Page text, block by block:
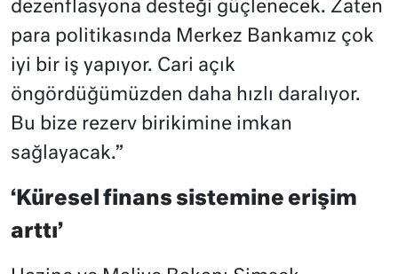
dezenflasyona desteği güçlenecek. Zaten
para politikasında Merkez Bankamız çok
iyi bir iş yapıyor. Cari açık
öngördüğümüzden daha hızlı daralıyor.
Bu bize rezerv birikimine imkan
sağlayacak.”
‘Küresel finans sistemine erişim
arttı’